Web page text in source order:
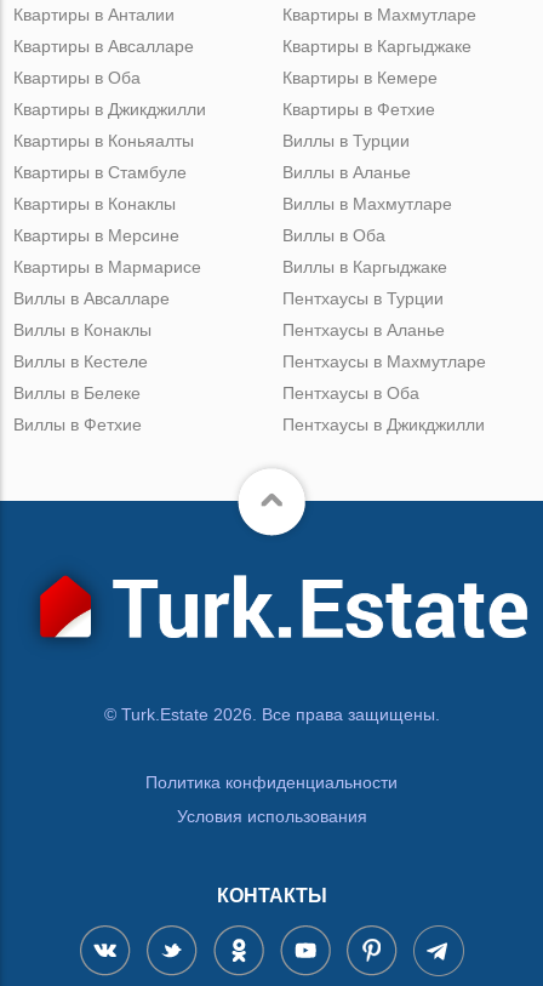
Квартиры в Анталии
Квартиры в Авсалларе
Квартиры в Оба
Квартиры в Джикджилли
Квартиры в Махмутларе
Квартиры в Каргыджаке
Квартиры в Кемере
Квартиры в Фетхие
Квартиры в Коньяалты
Квартиры в Стамбуле
Квартиры в Конаклы
Квартиры в Мерсине
Квартиры в Мармарисе
Виллы в Турции
Виллы в Аланье
Виллы в Махмутларе
Виллы в Оба
Виллы в Каргыджаке
Виллы в Авсалларе
Виллы в Конаклы
Виллы в Кестеле
Виллы в Белеке
Виллы в Фетхие
Пентхаусы в Турции
Пентхаусы в Аланье
Пентхаусы в Махмутларе
Пентхаусы в Оба
Пентхаусы в Джикджилли
© Turk.Estate 2026. Все права защищены.
Политика конфиденциальности
Условия использования
КОНТАКТЫ